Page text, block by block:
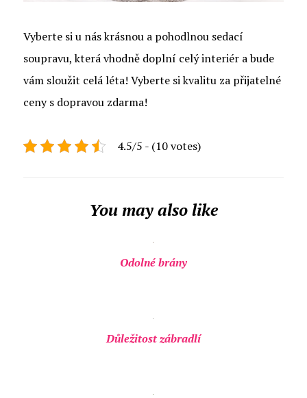
Vyberte si u nás krásnou a pohodlnou sedací
soupravu, která vhodně doplní celý interiér a bude
vám sloužit celá léta! Vyberte si kvalitu za přijatelné
ceny s dopravou zdarma!
4.5/5 - (10 votes)
You may also like
Odolné brány
Důležitost zábradlí